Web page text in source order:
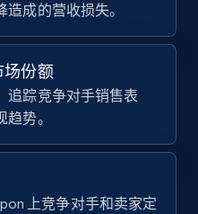
立即开始
rating, Product
max, Rating,
成的营收损失。
场份额
追踪竞争对手销售表
势。
上竞争对手和卖家定